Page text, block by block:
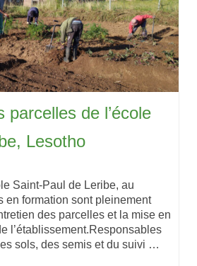
parcelles de l’école
Lesotho
Saint-Paul de Leribe, au
en formation sont pleinement
des parcelles et la mise en
l’établissement.Responsables
sols, des semis et du suivi …